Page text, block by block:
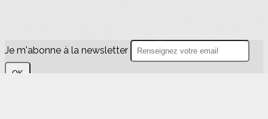
Je m'abonne à la newsletter
OK